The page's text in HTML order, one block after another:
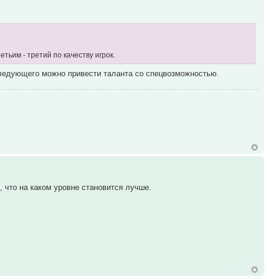
- третий по качеству игрок.
можно привести таланта со спецвозможностью.
на каком уровне становится лучше.